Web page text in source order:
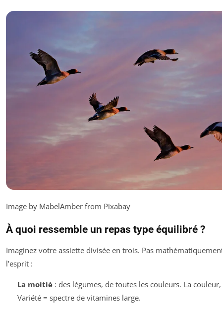
Image by MabelAmber from Pixabay
À quoi ressemble un repas type équilibré ?
Imaginez votre assiette divisée en trois. Pas
l’esprit :
La moitié: des légumes, de toutes les couleurs. La couleur,
Variété = spectre de vitamines large.